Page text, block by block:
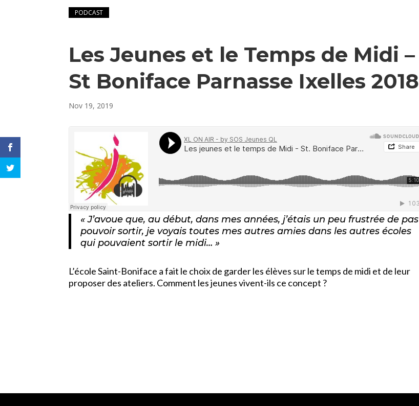
PODCAST
Les Jeunes et le Temps de Midi –
St Boniface Parnasse Ixelles 2018
Nov 19, 2019
« J’avoue que, au début, dans mes années, j’étais un peu frustrée de pas
pouvoir sortir, je voyais toutes mes autres amies dans les autres écoles
qui pouvaient sortir le midi… »
L’école Saint-Boniface a fait le choix de garder les élèves sur le temps de midi et de leur
proposer des ateliers. Comment les jeunes vivent-ils ce concept ?